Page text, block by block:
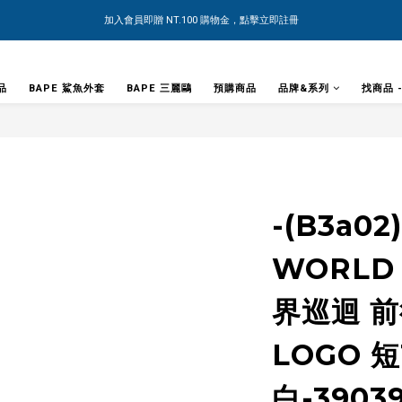
加入會員即贈 NT.100 購物金，點擊立即註冊
BAPE 鯊魚外套 BAPE 三麗鷗 預購商品 品牌&系列 找商品
-
WORLD
界巡迴
LOGO